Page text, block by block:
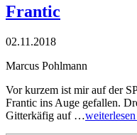
Frantic
02.11.2018
Marcus Pohlmann
Vor kurzem ist mir auf der
Frantic ins Auge gefallen.
Gitterkäfig auf …